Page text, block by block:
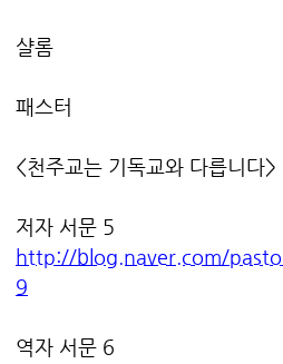
샬롬
패스터
<천주교는 기독교와 다릅니다>
저자 서문 5
http://blog.naver.com/
9
역자 서문 6